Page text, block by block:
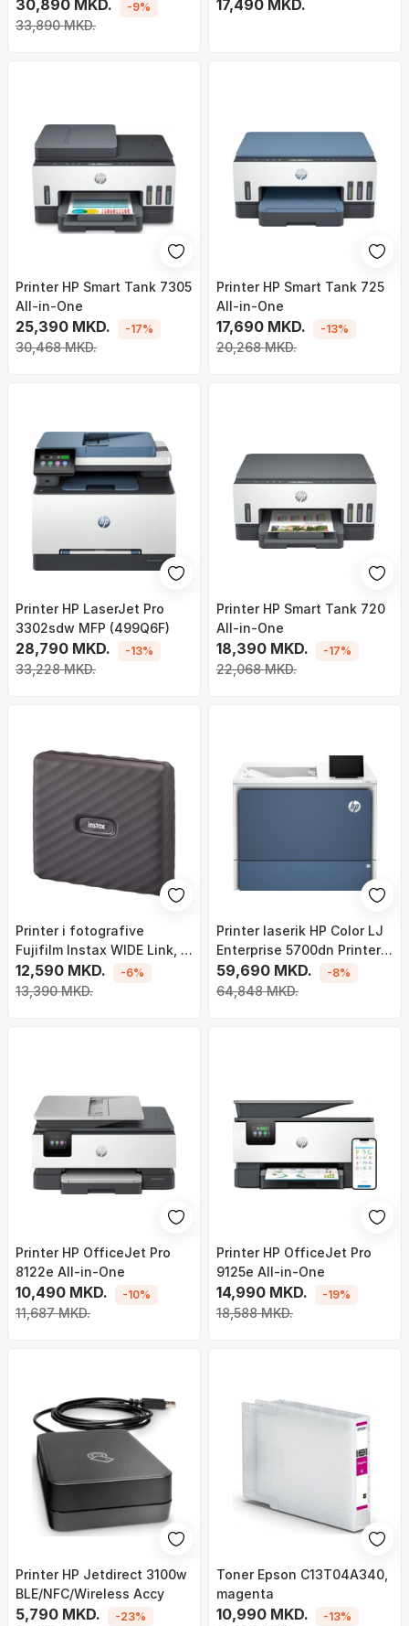
(1PV87A)
30,890 MKD.
33,890 MKD.
-9% bardhë
17,490 MKD.
Printer HP Smart Tank 7305
All-in-One
25,390 MKD.
30,468 MKD.
-17%
Printer HP Smart Tank 725
All-in-One
17,690 MKD.
20,268 MKD.
-13%
Printer HP LaserJet Pro
3302sdw MFP (499Q6F)
28,790 MKD.
33,228 MKD.
-13%
Printer HP Smart Tank 720
All-in-One
18,390 MKD.
22,068 MKD.
-17%
Printer i fotografive
Fujifilm Instax WIDE Link, i
hirtë
12,590 MKD.
13,390 MKD.
-6%
Printer laserik HP Color LJ
Enterprise 5700dn Printer, i
kaltër
59,690 MKD.
64,848 MKD.
-8%
Printer HP OfficeJet Pro
8122e All-in-One
10,490 MKD.
11,687 MKD.
-10%
Printer HP OfficeJet Pro
9125e All-in-One
14,990 MKD.
18,588 MKD.
-19%
Printer HP Jetdirect 3100w
BLE/NFC/Wireless Accy
5,790 MKD. -23%
Toner Epson C13T04A340,
magenta
10,990 MKD. -13%